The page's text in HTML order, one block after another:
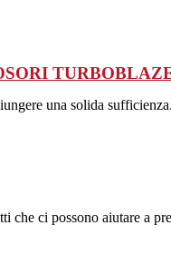
una solida
che ci possono aiutare a